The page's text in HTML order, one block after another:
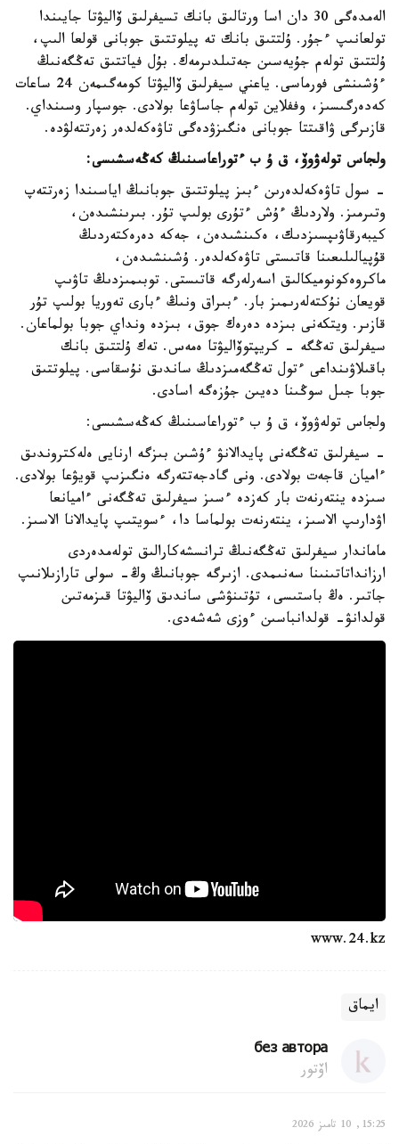
الەمدەگى 30 دان اسا ورتالىق بانك تسيفرلىق ۆاليۋتا جايىندا
تولعانىپ ءجۇر. ۇلتتىق بانك تە پيلوتتىق جوبانى قولعا الىپ،
ۇلتتىق تولەم جۇيەسىن جەتىلدىرمەك. بۇل فياتتىق تەڭگەنىڭ
ءۇشىنشى فورماسى. ياعني سيفرلىق ۆاليۋتا كومەگىمەن 24 ساعات
كەدەرگىسىز، وففلاين تولەم جاساۋعا بولادى. جوسپار وسىنداي.
قازىرگى ۋاقىتتا جوبانى ەنگىزۋدەگى تاۋەكەلدەر زەرتتەلۋدە.
ولجاس تولەۋوۆ، ق ۇ ب ءتوراعاسىنىڭ كەڭەسشىسى:
- سول تاۋەكەلدەرىن ءبىز پيلوتتىق جوبانىڭ اياسىندا زەرتتەپ
وتىرمىز. ولاردىڭ ءۇش ءتۇرى بولىپ تۇر. بىرىنشىدەن،
كيبەرقاۋىپسىزدىك، ەكىنشىدەن، جەكە دەرەكتەردىڭ
قۇپيالىلىعىنا قاتىستى تاۋەكەلدەر. ۇشىنشىدەن،
ماكروەكونوميكالىق اسەرلەرگە قاتىستى. توبىمىزدىڭ تاۋىپ
قويعان نۇكتەلەرىمىز بار. ءبىراق ونىڭ ءبارى تەوريا بولىپ تۇر
قازىر. ويتكەنى بىزدە دەرەك جوق، بىزدە ونداي جوبا بولماعان.
سيفرلىق تەڭگە - كريپتوۆاليۋتا ەمەس. تەك ۇلتتىق بانك
باقىلاۋىنداعى ءتول تەڭگەمىزدىڭ ساندىق نۇسقاسى. پيلوتتىق
جوبا جىل سوڭىنا دەيىن جۇزەگە اسادى.
ولجاس تولەۋوۆ، ق ۇ ب ءتوراعاسىنىڭ كەڭەسشىسى:
- سيفرلىق تەڭگەنى پايدالانۋ ءۇشىن بىزگە ارنايى ەلەكتروندىق
ءاميان قاجەت بولادى. ونى گادجەتتەرگە ەنگىزىپ قويۋعا بولادى.
سىزدە ينتەرنەت بار كەزدە ءسىز سيفرلىق تەڭگەنى ءاميانعا
اۋدارىپ الاسىز، ينتەرنەت بولماسا دا، ءسويتىپ پايدالانا الاسىز.
ماماندار سيفرلىق تەڭگەنىڭ ترانسشەكارالىق تولەمدەردى
ارزانداتاتىنىنا سەنىمدى. ازىرگە جوبانىڭ وڭ- سولى تارازىلانىپ
جاتىر. ەڭ باستىسى، تۇتىنۋشى ساندىق ۆاليۋتا قىزمەتىن
قولدانۋ- قولدانباسىن ءوزى شەشەدى.
www.24.kz
ايماق
без автора
اۆتور
15:25, 10 تامىز 2026